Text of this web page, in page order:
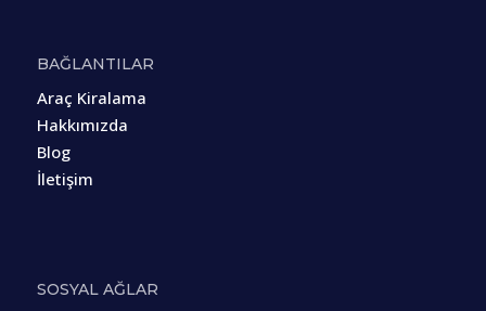
BAĞLANTILAR
Araç Kiralama
Hakkımızda
Blog
İletişim
SOSYAL AĞLAR